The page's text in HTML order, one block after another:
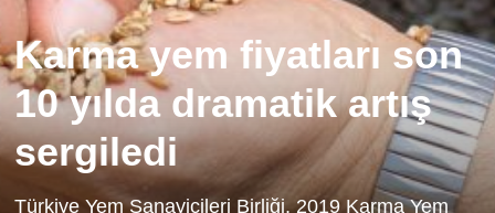
Karma yem fiyatları son
10 yılda dramatik artış
sergiledi
Türkiye Yem Sanayicileri Birliği, 2019 Karma Yem